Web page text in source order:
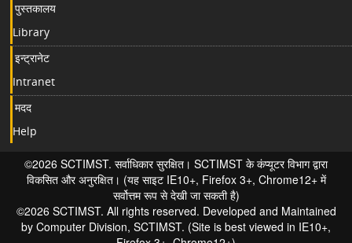
पुस्तकालय
Library
इन्ट्रानेट
Intranet
मदद
Help
©2026 SCTIMST. सर्वाधिकार सुरक्षित। SCTIMST के कंप्यूटर विभाग द्वारा
विकसित और अनुरक्षित। (यह साइट IE10+, Firefox 3+, Chrome12+ में
सर्वोत्तम रूप से देखी जा सकती है)
©2026 SCTIMST. All rights reserved. Developed and Maintained
by Computer Division, SCTIMST. (Site is best viewed in IE10+,